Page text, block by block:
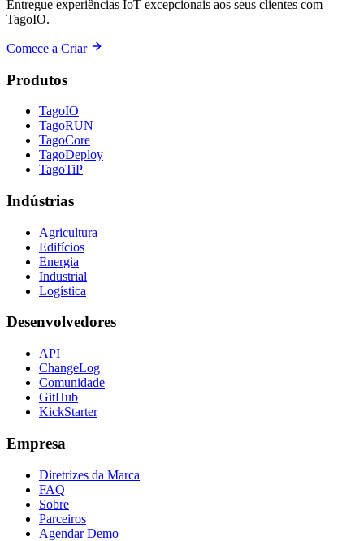
Entregue experiências IoT excepcionais aos seus clientes com
TagoIO.
Comece a Criar
Produtos
TagoIO
TagoRUN
TagoCore
TagoDeploy
TagoTiP
Indústrias
Agricultura
Edifícios
Energia
Industrial
Logística
Desenvolvedores
API
ChangeLog
Comunidade
GitHub
KickStarter
Empresa
Diretrizes da Marca
FAQ
Sobre
Parceiros
Agendar Demo